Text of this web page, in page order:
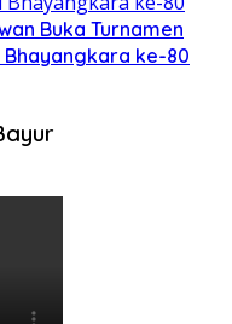
Buka Turnamen
Bhayangkara ke-80